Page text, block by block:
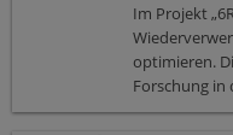
Im Projekt
optimieren.
Forschung in